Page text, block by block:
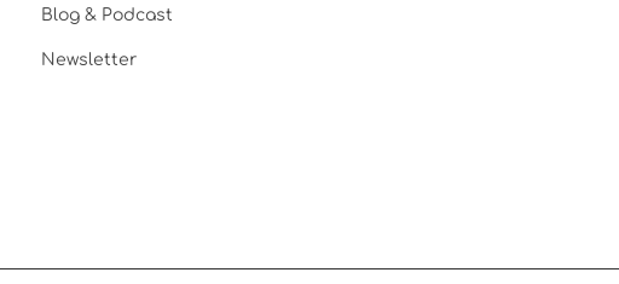
Blog & Podcast
Newsletter